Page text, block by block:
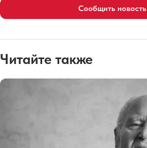
Сообщить новость
Читайте также